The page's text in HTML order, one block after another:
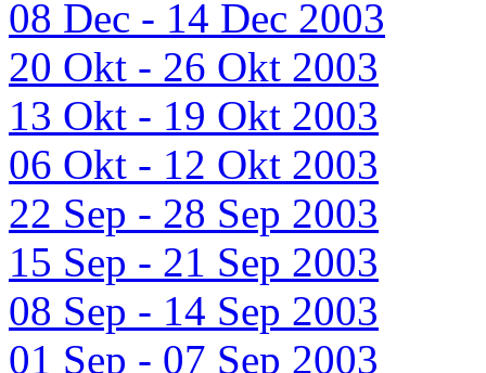
08 Dec - 14 Dec 2003
20 Okt - 26 Okt 2003
13 Okt - 19 Okt 2003
06 Okt - 12 Okt 2003
22 Sep - 28 Sep 2003
15 Sep - 21 Sep 2003
08 Sep - 14 Sep 2003
01 Sep - 07 Sep 2003